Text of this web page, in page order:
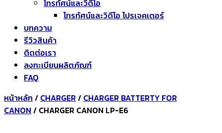
โทรทัศน์และวิดีโอ
โทรทัศน์และวิดีโอ โปรเจคเตอร์
บทความ
รีวิวสินค้า
ติดต่อเรา
ลงทะเบียนผลิตภัณฑ์
FAQ
หน้าหลัก / CHARGER/ CHARGER BATTERTY FOR
CANON / CHARGER CANON LP-E6